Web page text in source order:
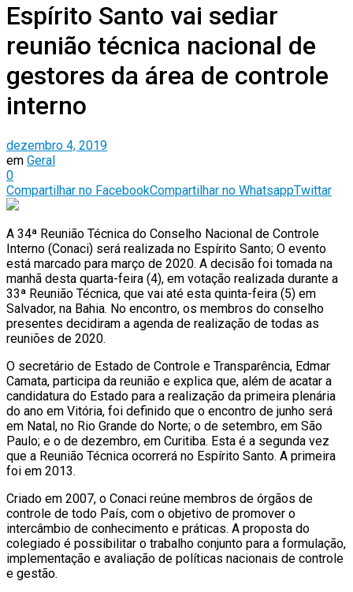
Espírito Santo vai sediar
reunião técnica nacional de
gestores da área de controle
interno
dezembro 4, 2019
em Geral
0
Compartilhar no FacebookCompartilhar no WhatsappTwittar
A 34ª Reunião Técnica do Conselho Nacional de Controle
Interno (Conaci) será realizada no Espírito Santo; O evento
está marcado para março de 2020. A decisão foi tomada na
manhã desta quarta-feira (4), em votação realizada durante a
33ª Reunião Técnica, que vai até esta quinta-feira (5) em
Salvador, na Bahia. No encontro, os membros do conselho
presentes decidiram a agenda de realização de todas as
reuniões de 2020.
O secretário de Estado de Controle e Transparência, Edmar
Camata, participa da reunião e explica que, além de acatar a
candidatura do Estado para a realização da primeira plenária
do ano em Vitória, foi definido que o encontro de junho será
em Natal, no Rio Grande do Norte; o de setembro, em São
Paulo; e o de dezembro, em Curitiba. Esta é a segunda vez
que a Reunião Técnica ocorrerá no Espírito Santo. A primeira
foi em 2013.
Criado em 2007, o Conaci reúne membros de órgãos de
controle de todo País, com o objetivo de promover o
intercâmbio de conhecimento e práticas. A proposta do
colegiado é possibilitar o trabalho conjunto para a formulação,
implementação e avaliação de políticas nacionais de controle
e gestão.